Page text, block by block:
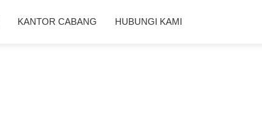
KANTOR CABANG HUBUNGI KAMI